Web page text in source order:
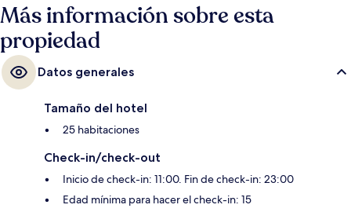
Más información sobre esta
propiedad
Datos generales
Tamaño del hotel
25 habitaciones
Check-in/check-out
Inicio de check-in: 11:00. Fin de check-in: 23:00
Edad mínima para hacer el check-in: 15